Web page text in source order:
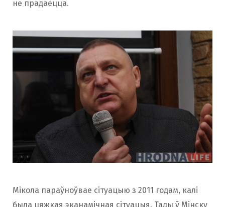
не прадаецца.
Мікола параўноўвае сітуацыю з 2011 годам, калі
была цяжкая эканамічная сітуацыя. Тады ў Мінску